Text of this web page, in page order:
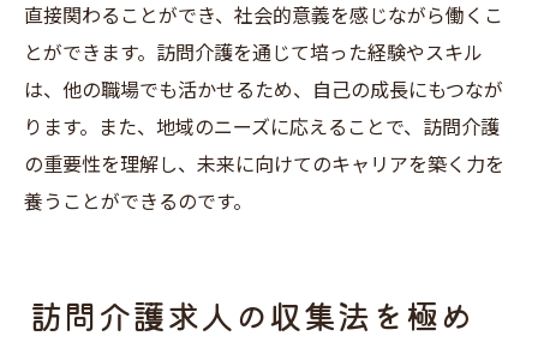
直接関わることができ、社会的意義を感じながら働くこ
とができます。訪問介護を通じて培った経験やスキル
は、他の職場でも活かせるため、自己の成長にもつなが
ります。また、地域のニーズに応えることで、訪問介護
の重要性を理解し、未来に向けてのキャリアを築く力を
養うことができるのです。
訪問介護求人の収集法を極め